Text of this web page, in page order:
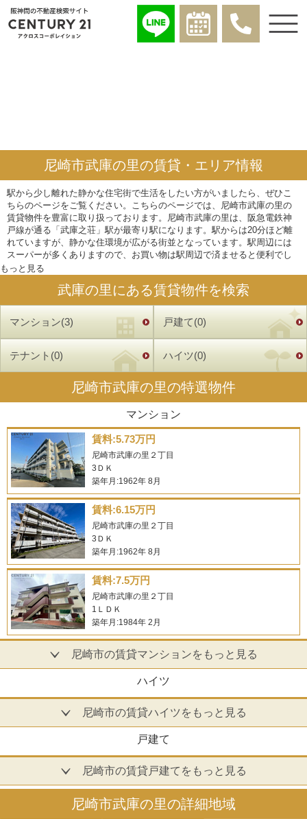
尼崎市武庫の里の賃貸・エリア情報
駅から少し離れた静かな住宅街で生活をしたい方がいましたら、ぜひこ
ちらのページをご覧ください。こちらのページでは、尼崎市武庫の里の
賃貸物件を豊富に取り扱っております。尼崎市武庫の里は、阪急電鉄神
戸線が通る「武庫之荘」駅が最寄り駅になります。駅からは20分ほど離
れていますが、静かな住環境が広がる街並となっています。駅周辺には
スーパーが多くありますので、お買い物は駅周辺で済ませると便利でし
ょう。自転車を持っていると更に便利に住まえるエリアです。尼崎市武
心地の良い場所ではないでしょうか。そんな尼崎市武庫の里で賃貸物件
を探しませんか。※学校区は平成28年1月現在のものになります。
もっと見る
武庫の里にある賃貸物件を検索
マンション(3) 戸建て(0)
テナント(0) ハイツ(0)
尼崎市武庫の里の特選物件
マンション
賃料:5.73万円
尼崎市武庫の里２丁目
3ＤＫ
築年月:1962年 8月
賃料:6.15万円
尼崎市武庫の里２丁目
3ＤＫ
築年月:1962年 8月
賃料:7.5万円
尼崎市武庫の里２丁目
1ＬＤＫ
築年月:1984年 2月
尼崎市の賃貸マンションをもっと見る
ハイツ
尼崎市の賃貸ハイツをもっと見る
戸建て
尼崎市の賃貸戸建てをもっと見る
尼崎市武庫の里の詳細地域